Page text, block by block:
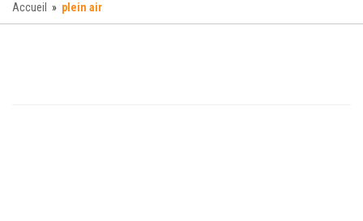
Accueil » plein air